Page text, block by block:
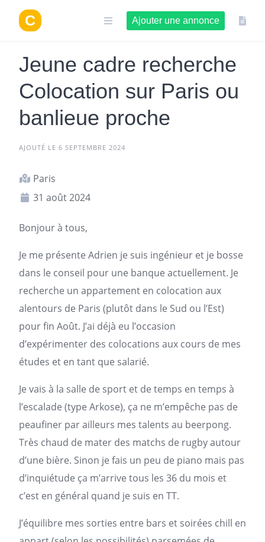
contenu
Ajouter une annonce
Jeune cadre recherche
Colocation sur Paris ou
banlieue proche
AJOUTÉ LE 6 SEPTEMBRE 2024
Paris
31 août 2024
Bonjour à tous,
Je me présente Adrien je suis ingénieur et je bosse
dans le conseil pour une banque actuellement. Je
recherche un appartement en colocation aux
alentours de Paris (plutôt dans le Sud ou l’Est)
pour fin Août. J’ai déjà eu l’occasion
d’expérimenter des colocations aux cours de mes
études et en tant que salarié.
Je vais à la salle de sport et de temps en temps à
l’escalade (type Arkose), ça ne m’empêche pas de
peaufiner par ailleurs mes talents au beerpong.
Très chaud de mater des matchs de rugby autour
d’une bière. Sinon je fais un peu de piano mais pas
d’inquiétude ça m’arrive tous les 36 du mois et
c’est en général quand je suis en TT.
J’équilibre mes sorties entre bars et soirées chill en